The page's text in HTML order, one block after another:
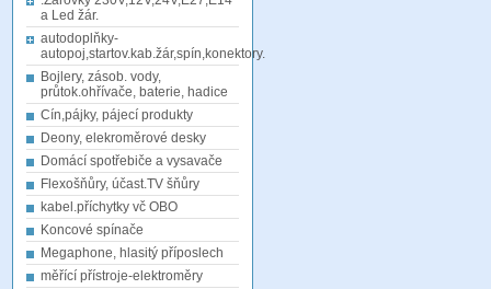
a Led žár.
autodoplňky-
autopoj,startov.kab.žár,spín,konektory.
Bojlery, zásob. vody,
průtok.ohřívače, baterie, hadice
Cín,pájky, pájecí produkty
Deony, elekroměrové desky
Domácí spotřebiče a vysavače
Flexošňůry, účast.TV šňůry
kabel.příchytky vč OBO
Koncové spínače
Megaphone, hlasitý příposlech
měřící přístroje-elektroměry